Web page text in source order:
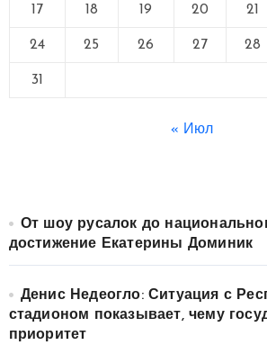
17 18 19 20 21
24 25 26 27 28
31
« Июл
От шоу русалок до
достижение Екатерины Доминик
Денис Недеогло: Ситуация с
стадионом показывает, чему
приоритет